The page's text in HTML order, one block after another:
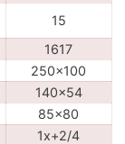
15
1617
250x100
140x54
85x80
1x+2/4